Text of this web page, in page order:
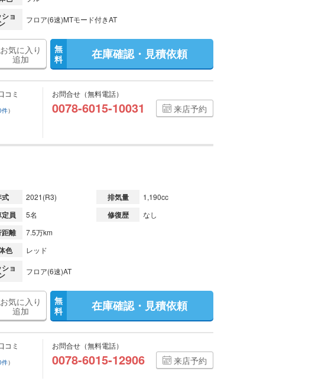
ショ フロア(6速)MTモード付きAT
お気に入り
追加
無
料
在庫確認・見積依頼
コミ
件）
お問合せ（無料電話）
0078-6015-10031 来店予約
2021(R3) 排気量 1,190cc
員 5名 修復歴 なし
離 7.5万km
色 レッド
ショ フロア(6速)AT
お気に入り
追加
無
料
在庫確認・見積依頼
コミ
件）
お問合せ（無料電話）
0078-6015-12906 来店予約